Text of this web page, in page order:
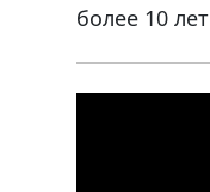
более 10 лет